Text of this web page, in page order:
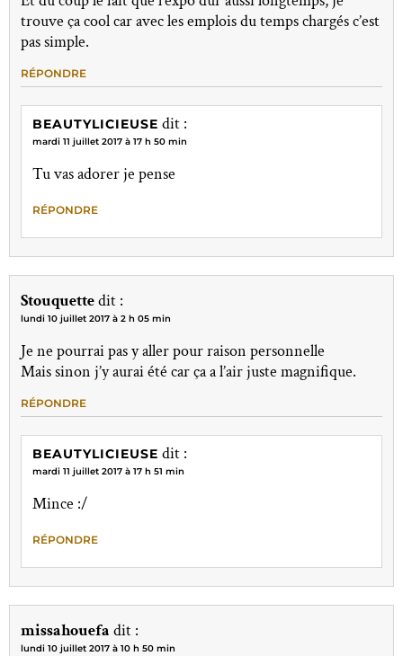
trouve ça cool car avec les emplois du temps chargés c’est
pas simple.
RÉPONDRE
BEAUTYLICIEUSE dit :
mardi 11 juillet 2017 à 17 h 50 min
Tu vas adorer je pense
RÉPONDRE
Stouquettedit :
lundi 10 juillet 2017 à 2 h 05 min
Je ne pourrai pas y aller pour raison personnelle
Mais sinon j’y aurai été car ça a l’air juste magnifique.
RÉPONDRE
BEAUTYLICIEUSE dit :
mardi 11 juillet 2017 à 17 h 51 min
Mince :/
RÉPONDRE
missahouefa dit :
lundi 10 juillet 2017 à 10 h 50 min